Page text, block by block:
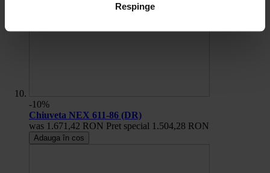
Respinge
-10%
Chiuveta NEX 611-86 (DR)
was 1.671,42 RON Pret special 1.504,28 RON
Adauga în cos